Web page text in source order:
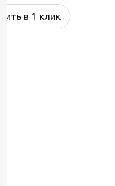
в 1 клик